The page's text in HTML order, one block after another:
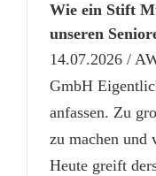
Wie ein Stift
unseren
14.07.2026 /
GmbH
anfassen. Zu
zu machen und
Heute greift